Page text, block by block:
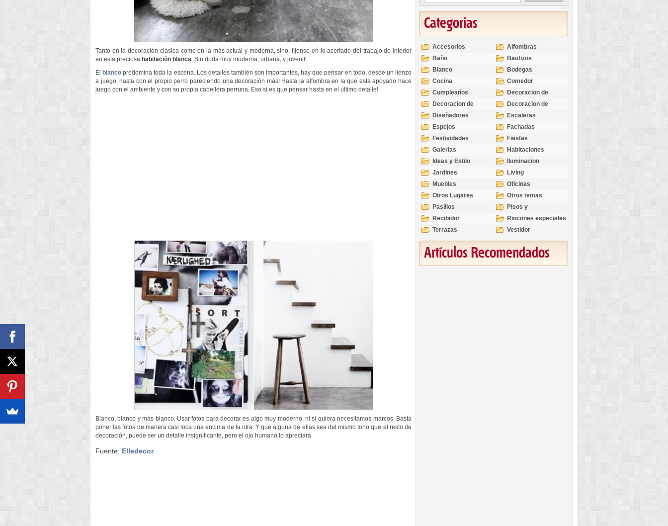
Tanto en la decoración clásica como en la más actual y moderna, sino, fíjense en lo acertado del trabajo de interior
en esta preciosa habitación blanca. Sin duda muy moderna, urbana, y juvenil!
El blanco predomina toda la escena. Los detalles también son importantes, hay que pensar en todo, desde un lienzo
a juego, hasta con el propio perro pareciendo una decoración más! Hasta la alfombra en la que esta apoyado hace
juego con el ambiente y con su propia cabellera perruna. Eso si es que pensar hasta en el último detalle!
Blanco, blanco y más blanco. Usar fotos para decorar es algo muy moderno, ni si quiera necesitamos marcos. Basta
poner las fotos de manera casi loca una encima de la otra. Y que alguna de ellas sea del mismo tono que el resto de
decoración, puede ser un detalle insignificante, pero el ojo humano lo apreciará.
Fuente: Elledecor
Categorias
Accesorios
Alfombras
Baño
Bautizos
Blanco
Bodegas
Cocina
Comedor
Cumpleaños
Decoracion de
Exteriores
Decoracion de
Interiores
Decoracion de
Ocasiones
Diseñadores
Escaleras
Espejos
Fachadas
Festividades
Fiestas
Galerias
Habitaciones
Ideas y Estilo
Iluminacion
Jardines
Living
Muebles
Oficinas
Otros Lugares
Otros temas
Pasillos
Pisos y
revestimientos
Recibidor
Rincones especiales
Terrazas
Vestidor
Artículos Recomendados